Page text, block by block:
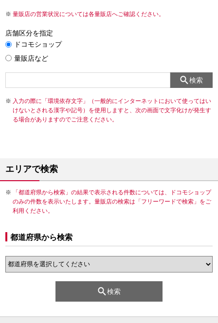
量販店の営業状況については各量販店へご確認ください。
店舗区分を指定
ドコモショップ
量販店など
検索
入力の際に「環境依存文字」（一般的にインターネットにおいて使ってはい
けないとされる漢字や記号）を使用しますと、次の画面で文字化けが発生す
る場合がありますのでご注意ください。
エリアで検索
「都道府県から検索」の結果で表示される件数については、ドコモショップ
のみの件数を表示いたします。量販店の検索は「フリーワードで検索」をご
利用ください。
都道府県から検索
検索